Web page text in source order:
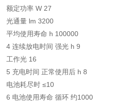
额定功率 W 27
光通量 lm 3200
平均使用寿命 h 100000
4 连续放电时间 强光 h 9
工作光 16
5 充电时间 正常使用后 h 8
电池耗尽时 ≤10
6 电池使用寿命 循环 约1000